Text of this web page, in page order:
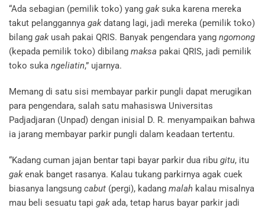
“Ada sebagian (pemilik toko) yang gaksuka karena mereka
takut pelanggannya gakdatang lagi, jadi mereka (pemilik toko)
bilang gak usah pakai QRIS. Banyak pengendara yang ngomong
(kepada pemilik toko) dibilang maksa pakai QRIS, jadi pemilik
toko suka ngeliatin,” ujarnya.
Memang di satu sisi membayar parkir pungli dapat merugikan
para pengendara, salah satu mahasiswa Universitas
Padjadjaran (Unpad) dengan inisial D. R. menyampaikan bahwa
ia jarang membayar parkir pungli dalam keadaan tertentu.
“Kadang cuman jajan bentar tapi bayar parkir dua ribu gitu, itu
gakenak banget rasanya. Kalau tukang parkirnya agak cuek
biasanya langsung cabut (pergi), kadang malah kalau misalnya
mau beli sesuatu tapi gakada, tetap harus bayar parkir jadi